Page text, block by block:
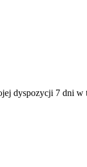
dyspozycji 7 dni w